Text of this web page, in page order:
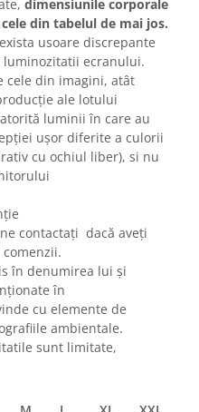
dimensiunile corporale
din tabelul de mai jos.
usoare discrepante
ecranului.
cele din imagini, atât
ale lotului
luminii în care au
ușor diferite a culorii
cu ochiul liber), si nu
contactați dacă aveți
în denumirea lui și
în
cu elemente de
ambientale.
sunt limitate,